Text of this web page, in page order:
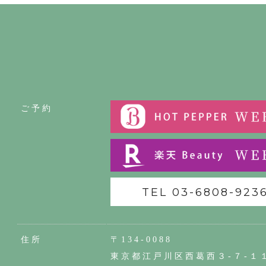
ご予約
TEL 03-6808-
住所
〒134-0088
東京都江戸川区西葛西３-７-１